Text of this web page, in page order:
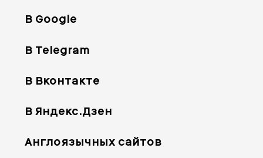
В Google
В Telegram
В Вконтакте
В Яндекс.Дзен
Англоязычных сайтов